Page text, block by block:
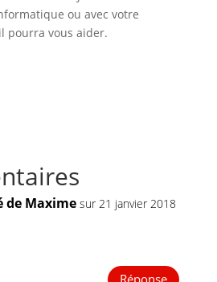
ou avec votre
pourra vous aider.
de Maxime sur 21 janvier 2018